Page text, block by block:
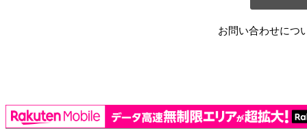
お問い合わせにつ